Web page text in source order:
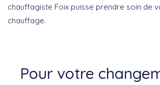
chauffagiste Foix puisse prendre soin de
chauffage.
Pour votre